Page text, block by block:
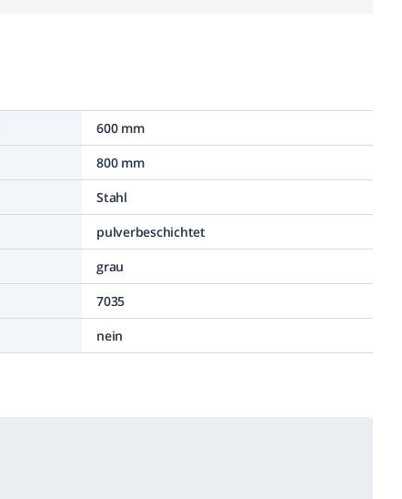
600 mm
800 mm
Stahl
pulverbeschichtet
grau
7035
nein